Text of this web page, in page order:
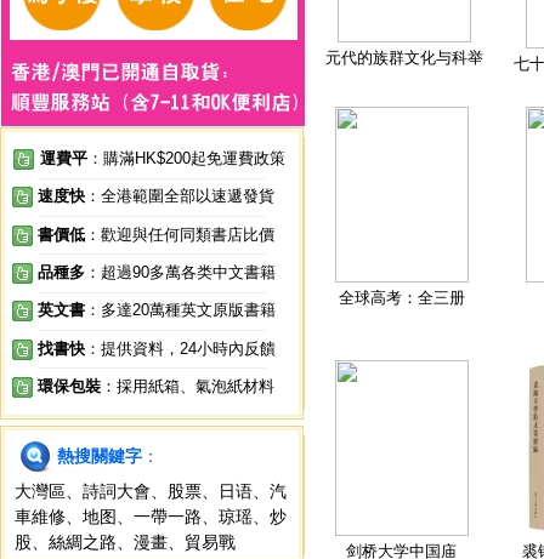
運費平 ：購滿HK$200起免運費政策
速度快 ：全港範圍全部以速遞發貨
書價低 ：歡迎與任何同類書店比價
品種多 ：超過90多萬各类中文書籍
英文書 ：多達20萬種英文原版書籍
找書快 ：提供資料，24小時內反饋
環保包裝 ：採用紙箱、氣泡紙材料
熱搜關鍵字 ：
大灣區
詩詞大會 股票 日语
汽
車維修
地图 一帶一路 琼瑶
炒
股
絲綢之路 漫畫 貿易戰
元代的族群文化与科举 七
全球高考：全三册
剑桥大学中国庙 裘